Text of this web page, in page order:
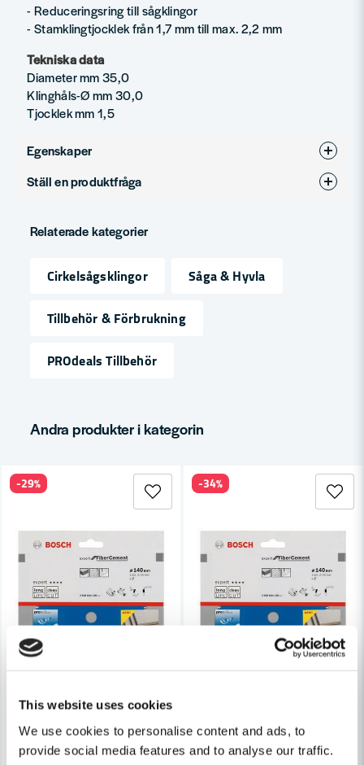
This website uses cookies
We use cookies to personalise content and ads, to
provide social media features and to analyse our traffic.
- Reduceringsring till sågklingor
- Stamklingtjocklek från 1,7 mm till max. 2,2 mm
Tekniska data
Diameter mm 35,0
Klinghåls-Ø mm 30,0
Tjocklek mm 1,5
Egenskaper
Produkttyp
Ställ en produktfråga
Fråga oss något om denna produkten...
Namn
email
Skicka fråga
Relaterade kategorier
Cirkelsågsklingor
Såga & Hyvla
Tillbehör & Förbrukning
PROdeals Tillbehör
Andra produkter i kategorin
-29% -34%